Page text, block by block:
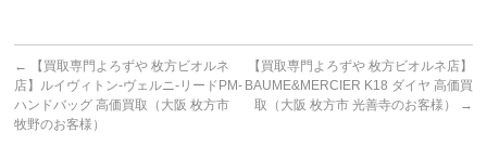
←
【買取専門よろずや 枚方ビオルネ
店】ルイヴィトン-ヴェルニ-リードPM-
ハンドバッグ 高価買取（大阪 枚方市
牧野のお客様）
【買取専門よろずや 枚方ビオルネ店】
BAUME&MERCIER K18 ダイヤ 高価買
取（大阪 枚方市 光善寺のお客様）
→